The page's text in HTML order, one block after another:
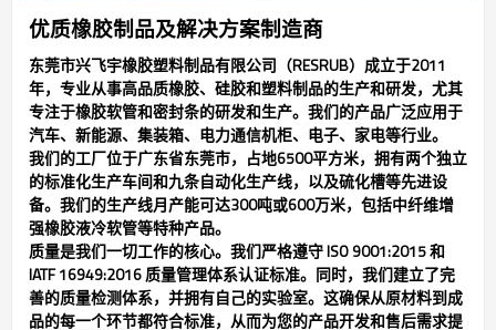
优质橡胶制品及解决方案制造商
东莞市兴飞宇橡胶塑料制品有限公司（RESRUB）成立于2011
年，专业从事高品质橡胶、硅胶和塑料制品的生产和研发，尤其
专注于橡胶软管和密封条的研发和生产。我们的产品广泛应用于
汽车、新能源、集装箱、电力通信机柜、电子、家电等行业。
我们的工厂位于广东省东莞市，占地6500平方米，拥有两个独立
的标准化生产车间和九条自动化生产线，以及硫化槽等先进设
备。我们的生产线月产能可达300吨或600万米，包括中纤维增
强橡胶液冷软管等特种产品。
质量是我们一切工作的核心。我们严格遵守 ISO 9001:2015 和
IATF 16949:2016 质量管理体系认证标准。同时，我们建立了完
善的质量检测体系，并拥有自己的实验室。这确保从原材料到成
品的每一个环节都符合标准，从而为您的产品开发和售后需求提